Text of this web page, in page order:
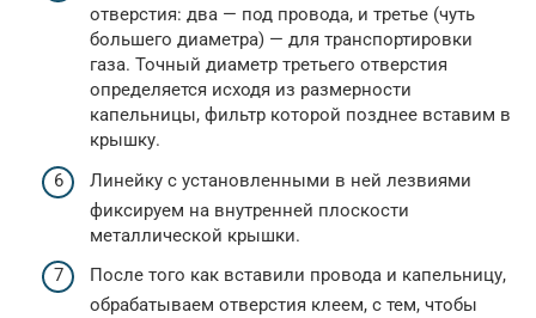
отверстия: два — под провода, и третье (чуть
большего диаметра) — для транспортировки
газа. Точный диаметр третьего отверстия
определяется исходя из размерности
капельницы, фильтр которой позднее вставим в
крышку.
Линейку с установленными в ней лезвиями
фиксируем на внутренней плоскости
металлической крышки.
После того как вставили провода и капельницу,
обрабатываем отверстия клеем, с тем, чтобы